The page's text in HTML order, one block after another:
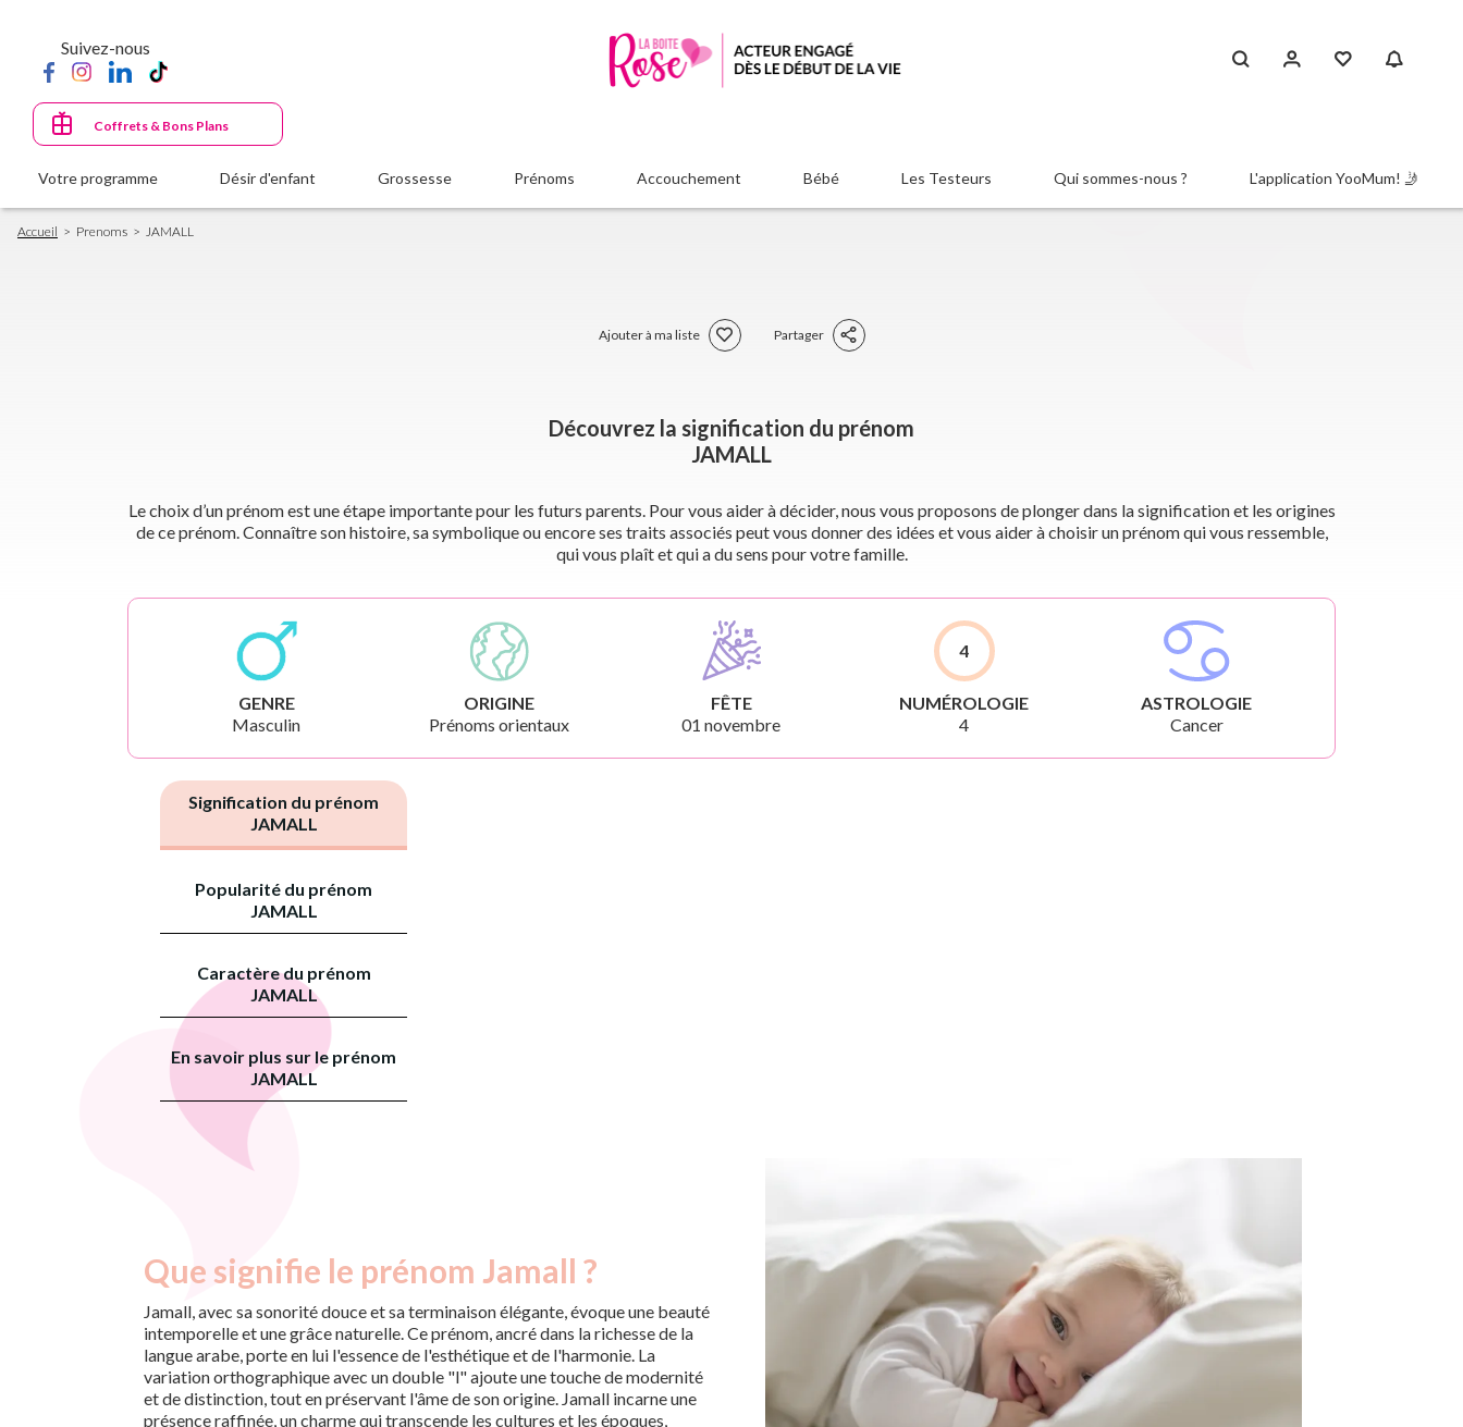
principal
Suivez-nous
Coffrets & Bons Plans
Votre programme Désir d'enfant Grossesse Prénoms Accouchement Bébé Les Testeurs Qui sommes-nous ? L'application YooMum! 🤳
Fil
d'Ariane
Accueil Prenoms JAMALL
Ajouter à ma liste Partager
Découvrez la signification du prénom
JAMALL
Le choix d’un prénom est une étape importante pour les futurs parents. Pour vous aider à décider, nous vous proposons de plonger dans la signification et les origines
de ce prénom. Connaître son histoire, sa symbolique ou encore ses traits associés peut vous donner des idées et vous aider à choisir un prénom qui vous ressemble,
qui vous plaît et qui a du sens pour votre famille.
GENRE
Masculin
ORIGINE
Prénoms orientaux
FÊTE
01 novembre
4
NUMÉROLOGIE
4
ASTROLOGIE
Cancer
Signification du prénom
JAMALL
Popularité du prénom
JAMALL
Caractère du prénom
JAMALL
En savoir plus sur le prénom
JAMALL
Que signifie le prénom Jamall ?
Jamall, avec sa sonorité douce et sa terminaison élégante, évoque une beauté
intemporelle et une grâce naturelle. Ce prénom, ancré dans la richesse de la
langue arabe, porte en lui l'essence de l'esthétique et de l'harmonie. La
variation orthographique avec un double "l" ajoute une touche de modernité
et de distinction, tout en préservant l'âme de son origine. Jamall incarne une
présence raffinée, un charme qui transcende les cultures et les époques,